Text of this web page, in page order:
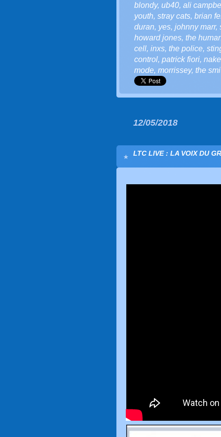
blondy, ub40, ali
youth, stray cats, brian
duran, yes, johnny marr,
howard jones, the
cell, inxs, the police,
control, patrick fiori,
mode, morrissey, the
12/05/2018
LTC LIVE : LA VOIX DU